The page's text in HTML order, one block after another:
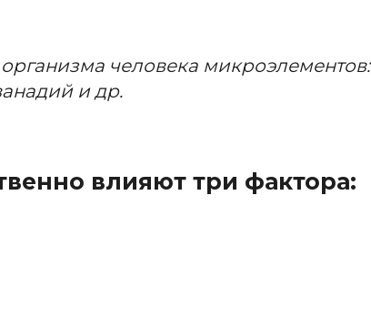
человека микроэлементов:
и др.
влияют три фактора: